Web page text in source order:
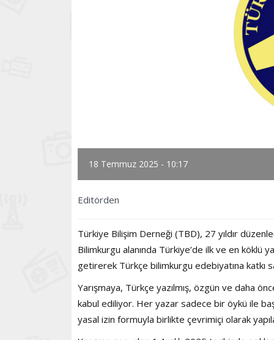
18 Temmuz 2025 - 10:17
Editörden
Türkiye Bilişim Derneği (TBD), 27 yıldır
Bilimkurgu alanında Türkiye’de ilk ve en köklü
getirerek Türkçe bilimkurgu edebiyatına katkı
Yarışmaya, Türkçe yazılmış, özgün ve daha
kabul ediliyor. Her yazar sadece bir öykü ile
yasal izin formuyla birlikte çevrimiçi olarak